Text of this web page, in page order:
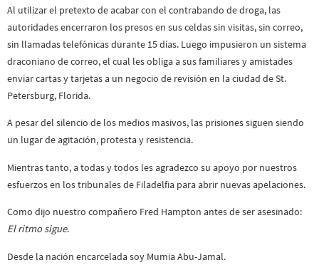
Al utilizar el pretexto de acabar con el contrabando de droga, las
autoridades encerraron los presos en sus celdas sin visitas, sin correo,
sin llamadas telefónicas durante 15 días. Luego impusieron un sistema
draconiano de correo, el cual les obliga a sus familiares y amistades
enviar cartas y tarjetas a un negocio de revisión en la ciudad de St.
Petersburg, Florida.
A pesar del silencio de los medios masivos, las prisiones siguen siendo
un lugar de agitación, protesta y resistencia.
Mientras tanto, a todas y todos les agradezco su apoyo por nuestros
esfuerzos en los tribunales de Filadelfia para abrir nuevas apelaciones.
Como dijo nuestro compañero Fred Hampton antes de ser asesinado:
El ritmo sigue.
Desde la nación encarcelada soy Mumia Abu-Jamal.